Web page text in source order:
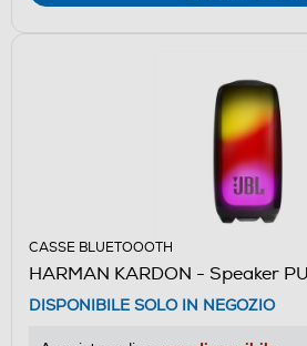
CASSE BLUETOOOTH
HARMAN KARDON - Speaker
DISPONIBILE SOLO IN NEGOZIO